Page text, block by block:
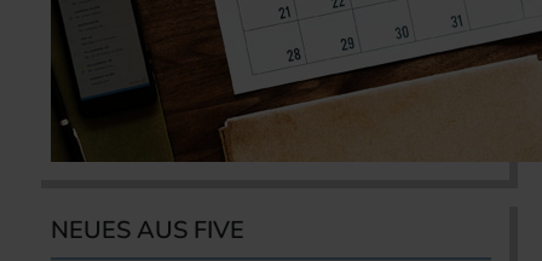
NEUES AUS FIVE